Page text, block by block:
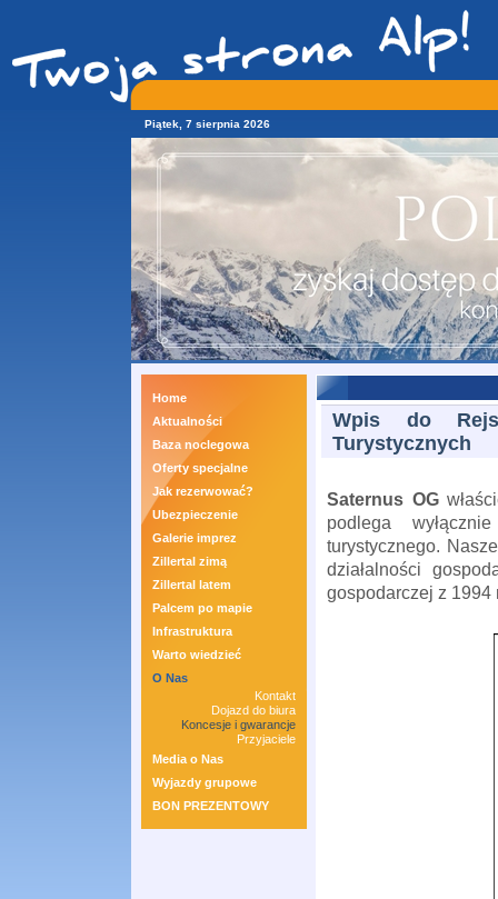
Piątek, 7 sierpnia 2026
Home
Aktualności
Baza noclegowa
Oferty specjalne
Jak rezerwować?
Ubezpieczenie
Galerie imprez
Zillertal zimą
Zillertal latem
Palcem po mapie
Infrastruktura
Warto wiedzieć
O Nas
Kontakt
Dojazd do biura
Koncesje i gwarancje
Przyjaciele
Media o Nas
Wyjazdy grupowe
BON PREZENTOWY
Wpis do
Turystycznych
Saternus OG
podlega
turystycznego.
działalności
gospodarczej z 1994